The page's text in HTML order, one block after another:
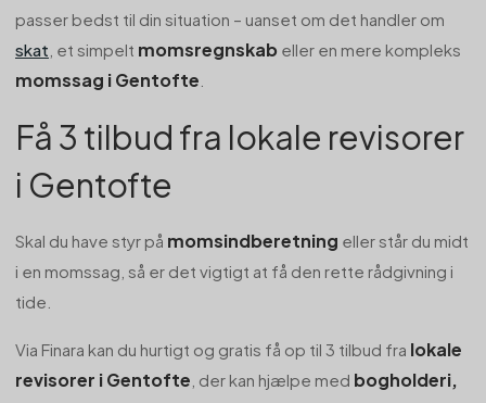
passer bedst til din situation – uanset om det handler om
skat , et simpelt momsregnskab eller en mere kompleks
momssag i Gentofte
Få 3 tilbud fra lokale revisorer
i Gentofte
Skal du have styr på momsindberetning eller står du midt
i en momssag, så er det vigtigt at få den rette rådgivning i
tide.
Via Finara kan du hurtigt og gratis få op til 3 tilbud fra lokale
revisorer i Gentofte , der kan hjælpe med bogholderi,